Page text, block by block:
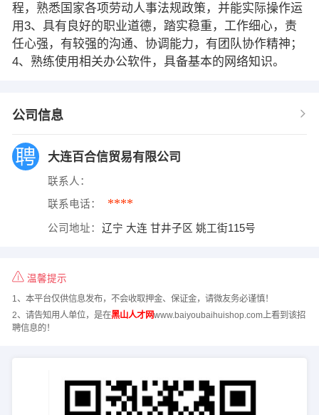
程，熟悉国家各项劳动人事法规政策，并能实际操作运
用3、具有良好的职业道德，踏实稳重，工作细心，责
任心强，有较强的沟通、协调能力，有团队协作精神；
4、熟练使用相关办公软件，具备基本的网络知识。
公司信息
大连百合信贸易有限公司
联系人：
联系电话： ****
公司地址： 辽宁 大连 甘井子区 姚工街115号
温馨提示
1、本平台仅供信息发布，不会收取押金、保证金，请微友务必谨慎！
2、请告知用人单位，是在黑山人才网www.baiyoubaihuishop.com上看到该招
聘信息的！